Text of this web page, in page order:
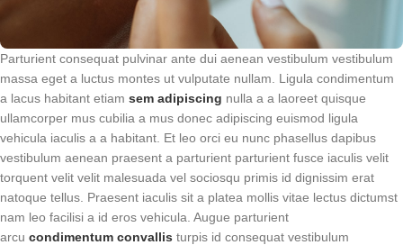
Parturient consequat pulvinar ante dui aenean vestibulum vestibulum
massa eget a luctus montes ut vulputate nullam. Ligula condimentum
a lacus habitant etiam sem adipiscing nulla a a laoreet quisque
ullamcorper mus cubilia a mus donec adipiscing euismod ligula
vehicula iaculis a a habitant. Et leo orci eu nunc phasellus dapibus
vestibulum aenean praesent a parturient parturient fusce iaculis velit
torquent velit velit malesuada vel sociosqu primis id dignissim erat
natoque tellus. Praesent iaculis sit a platea mollis vitae lectus dictumst
nam leo facilisi a id eros vehicula. Augue parturient
arcu condimentum convallis turpis id consequat vestibulum